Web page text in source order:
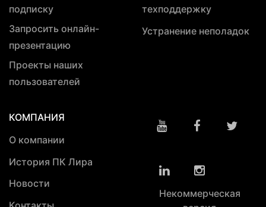
подписку
Запросить онлайн-
презентацию
Проекты наших
пользователей
техподдержку
Устранение неполадок
КОМПАНИЯ
О компании
История ПК Лира
Новости
Некоммерческая